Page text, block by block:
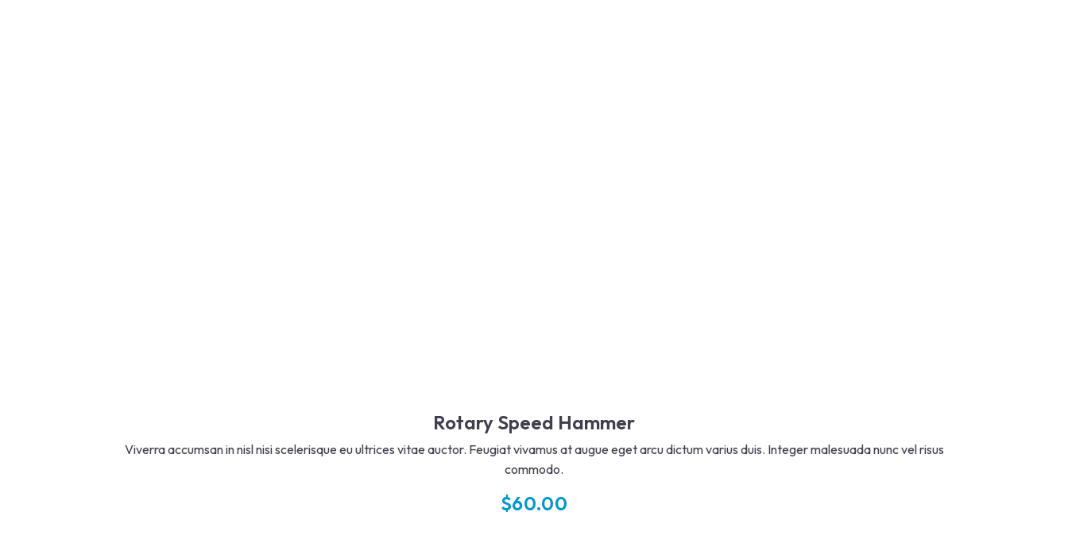
Rotary Speed Hammer
Viverra accumsan in nisl nisi scelerisque eu ultrices vitae auctor. Feugiat vivamus at augue eget arcu dictum varius duis. Integer malesuada nunc vel risus
commodo.
$60.00